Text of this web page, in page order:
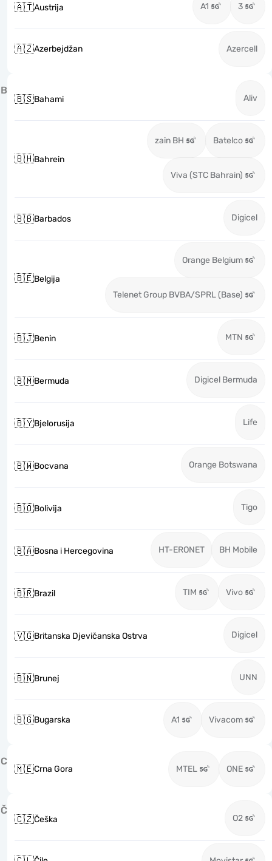
🇦🇹Austrija A1 3
🇦🇿Azerbejdžan Azercell
B
🇧🇸Bahami Aliv
🇧🇭Bahrein
zain BH Batelco
Viva (STC Bahrain)
🇧🇧Barbados Digicel
🇧🇪Belgija
Orange Belgium
Telenet Group BVBA/SPRL (Base)
🇧🇯Benin MTN
🇧🇲Bermuda Digicel Bermuda
🇧🇾Bjelorusija Life
🇧🇼Bocvana Orange Botswana
🇧🇴Bolivija Tigo
🇧🇦Bosna i Hercegovina HT-ERONET BH Mobile
🇧🇷Brazil TIM Vivo
🇻🇬Britanska Djevičanska Ostrva Digicel
🇧🇳Brunej UNN
🇧🇬Bugarska A1 Vivacom
C
🇲🇪Crna Gora MTEL ONE
Č
🇨🇿Češka O2